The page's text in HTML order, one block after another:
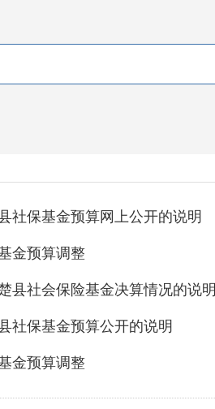
社保基金预算网上公开的说明
金预算调整
县社会保险基金决算情况的说明
社保基金预算公开的说明
金预算调整